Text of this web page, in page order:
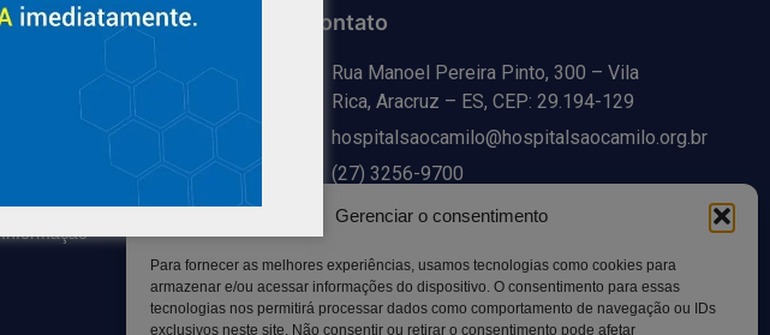
Gerenciar o consentimento
Para fornecer as melhores experiências, usamos tecnologias como cookies para
armazenar e/ou acessar informações do dispositivo. O consentimento para essas
tecnologias nos permitirá processar dados como comportamento de navegação ou IDs
exclusivos neste site. Não consentir ou retirar o consentimento pode afetar
Suporte
Solicitar Prontuário Médico
Canal LGPD e Segurança da
Informação
Contato
Rua Manoel Pereira Pinto, 300 – Vila
Rica, Aracruz – ES, CEP: 29.194-129
hospitalsaocamilo@hospitalsaocamilo.org.br
(27) 3256-9700